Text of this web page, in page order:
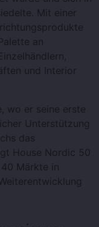
Mit einer
an
und Interior
wo er seine erste
Unterstützung
das
House Nordic 50
Märkte in